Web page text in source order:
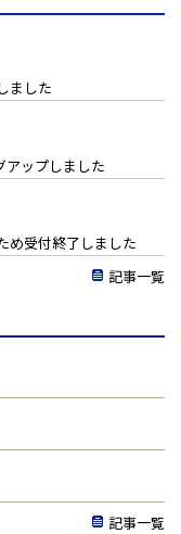
ました
アップしました
め受付終了しました
記事一覧
記事一覧